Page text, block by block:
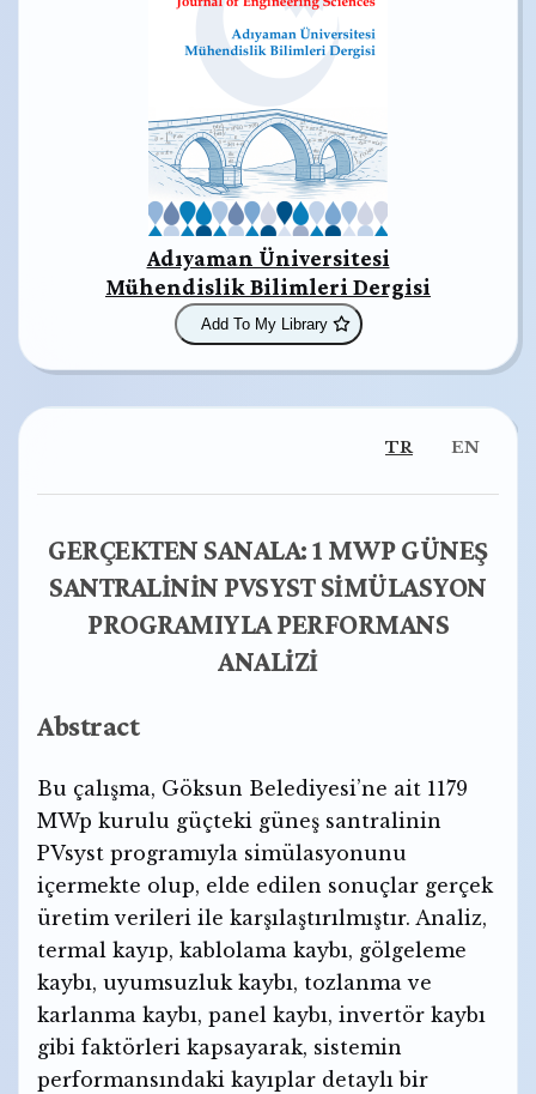
Adıyaman Üniversitesi
Mühendislik Bilimleri Dergisi
Add To My Library
TR EN
GERÇEKTEN SANALA: 1 MWP GÜNEŞ
SANTRALİNİN PVSYST SİMÜLASYON
PROGRAMIYLA PERFORMANS
ANALİZİ
Abstract
Bu çalışma, Göksun Belediyesi’ne ait 1179
MWp kurulu güçteki güneş santralinin
PVsyst programıyla simülasyonunu
içermekte olup, elde edilen sonuçlar gerçek
üretim verileri ile karşılaştırılmıştır. Analiz,
termal kayıp, kablolama kaybı, gölgeleme
kaybı, uyumsuzluk kaybı, tozlanma ve
karlanma kaybı, panel kaybı, invertör kaybı
gibi faktörleri kapsayarak, sistemin
performansındaki kayıplar detaylı bir